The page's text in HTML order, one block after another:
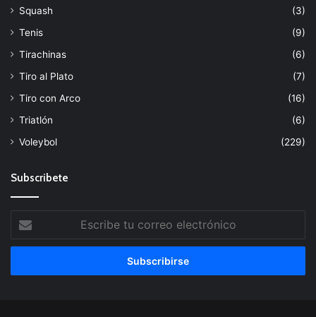
Squash
(3)
Tenis
(9)
Tirachinas
(6)
Tiro al Plato
(7)
Tiro con Arco
(16)
Triatlón
(6)
Voleybol
(229)
Subscribete
tu
correo